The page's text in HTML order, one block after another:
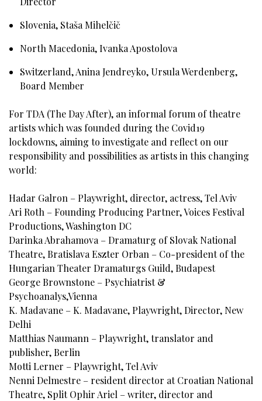
Slovenia, Staša Mihelčič
North Macedonia, Ivanka Apostolova
Switzerland, Anina Jendreyko, Ursula Werdenberg,
Board Member
For TDA (The Day After), an informal forum of theatre
artists which was founded during the Covid19
lockdowns, aiming to investigate and reflect on our
responsibility and possibilities as artists in this changing
world:
Hadar Galron – Playwright, director, actress, Tel Aviv
Ari Roth – Founding Producing Partner, Voices Festival
Productions, Washington DC
Darinka Abrahamova – Dramaturg of Slovak National
Theatre, Bratislava Eszter Orban – Co-president of the
Hungarian Theater Dramaturgs Guild, Budapest
George Brownstone – Psychiatrist &
Psychoanalys,Vienna
K. Madavane – K. Madavane, Playwright, Director, New
Delhi
Matthias Naumann – Playwright, translator and
publisher, Berlin
Motti Lerner – Playwright, Tel Aviv
Nenni Delmestre – resident director at Croatian National
Theatre, Split Ophir Ariel – writer, director and